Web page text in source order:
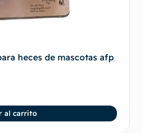
heces de mascotas afp
al carrito